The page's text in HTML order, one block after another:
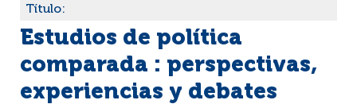
Título:
Estudios de política
comparada : perspectivas,
experiencias y debates